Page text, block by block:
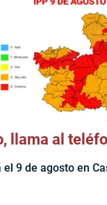
llama al
el 9 de agosto en